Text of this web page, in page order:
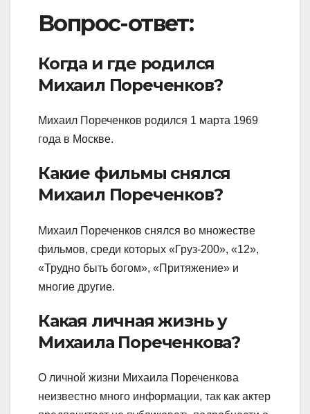
Вопрос-ответ:
Когда и где родился
Михаил Пореченков?
Михаил Пореченков родился 1 марта 1969
года в Москве.
Какие фильмы снялся
Михаил Пореченков?
Михаил Пореченков снялся во множестве
фильмов, среди которых «Груз-200», «12»,
«Трудно быть богом», «Притяжение» и
многие другие.
Какая личная жизнь у
Михаила Пореченкова?
О личной жизни Михаила Пореченкова
неизвестно много информации, так как актер